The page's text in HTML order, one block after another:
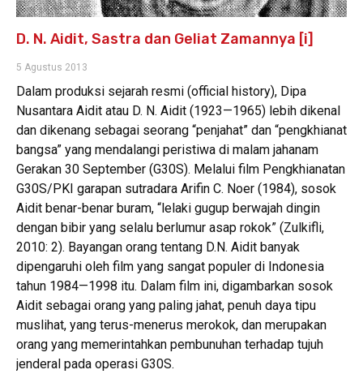
D. N. Aidit, Sastra dan Geliat Zamannya [i]
5 Agustus 2013
Dalam produksi sejarah resmi (official history), Dipa
Nusantara Aidit atau D. N. Aidit (1923—1965) lebih dikenal
dan dikenang sebagai seorang “penjahat” dan “pengkhianat
bangsa” yang mendalangi peristiwa di malam jahanam
Gerakan 30 September (G30S). Melalui film Pengkhianatan
G30S/PKI garapan sutradara Arifin C. Noer (1984), sosok
Aidit benar-benar buram, “lelaki gugup berwajah dingin
dengan bibir yang selalu berlumur asap rokok” (Zulkifli,
2010: 2). Bayangan orang tentang D.N. Aidit banyak
dipengaruhi oleh film yang sangat populer di Indonesia
tahun 1984—1998 itu. Dalam film ini, digambarkan sosok
Aidit sebagai orang yang paling jahat, penuh daya tipu
muslihat, yang terus-menerus merokok, dan merupakan
orang yang memerintahkan pembunuhan terhadap tujuh
jenderal pada operasi G30S.